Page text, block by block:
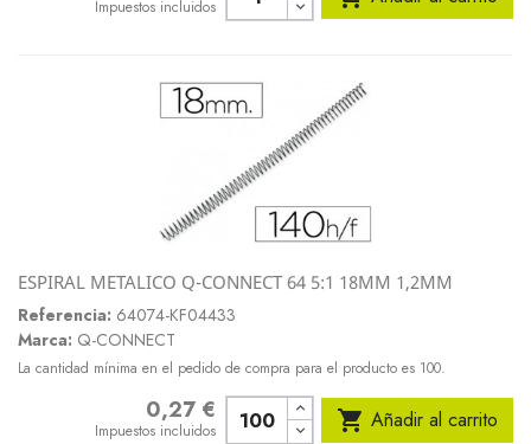
Impuestos incluidos
ESPIRAL METALICO Q-CONNECT 64 5:1 18MM 1,2MM
Referencia: 64074-KF04433
Marca: Q-CONNECT
La cantidad mínima en el pedido de compra para el producto es 100.
0,27 €
Impuestos incluidos  Añadir al carrito